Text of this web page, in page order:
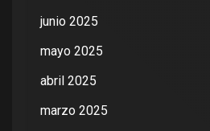
junio 2025
mayo 2025
abril 2025
marzo 2025